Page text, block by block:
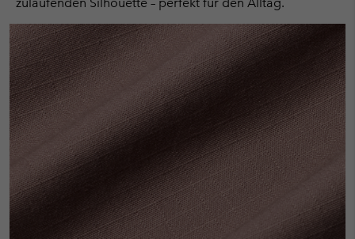
zulaufenden Silhouette – perfekt für den Alltag.